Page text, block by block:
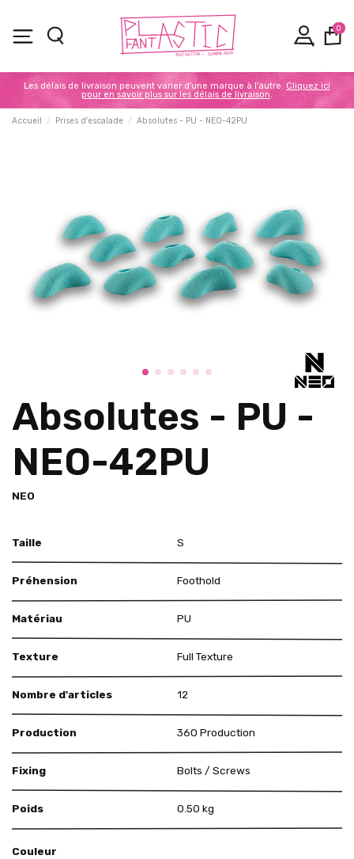
0
Les délais de livraison peuvent varier d'une marque à l'autre. Cliquez ici
pour en savoir plus sur les délais de livraison.
Accueil Prises d'escalade Absolutes - PU - NEO-42PU
Absolutes - PU -
NEO-42PU
NEO
Taille S
Préhension Foothold
Matériau PU
Texture Full Texture
Nombre d'articles 12
Production 360 Production
Fixing Bolts / Screws
Poids 0.50 kg
Couleur